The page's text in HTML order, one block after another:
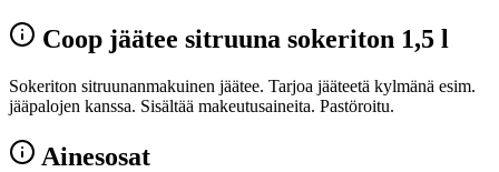
Coop jäätee sitruuna sokeriton 1,5 l
Sokeriton sitruunanmakuinen jäätee. Tarjoa jääteetä kylmänä esim.
jääpalojen kanssa. Sisältää makeutusaineita. Pastöroitu.
Ainesosat